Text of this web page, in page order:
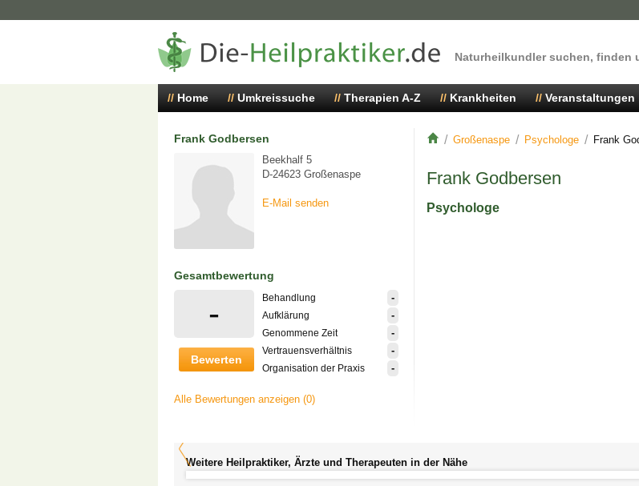
Naturheilkundler suchen, finden
Home Umkreissuche Therapien A-Z Krankheiten Veranstaltungen
Frank Godbersen
Beekhalf 5
D-24623 Großenaspe
E-Mail senden
Gesamtbewertung
-
Bewerten
Behandlung -
Aufklärung -
Genommene Zeit -
Vertrauensverhältnis -
Organisation der Praxis -
Alle Bewertungen anzeigen (0)
Großenaspe Psychologe Frank
Frank Godbersen
Psychologe
Weitere Heilpraktiker, Ärzte und Therapeuten in der Nähe